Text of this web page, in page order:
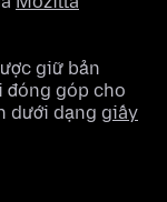
giữ bản
góp cho
dưới dạng giấy